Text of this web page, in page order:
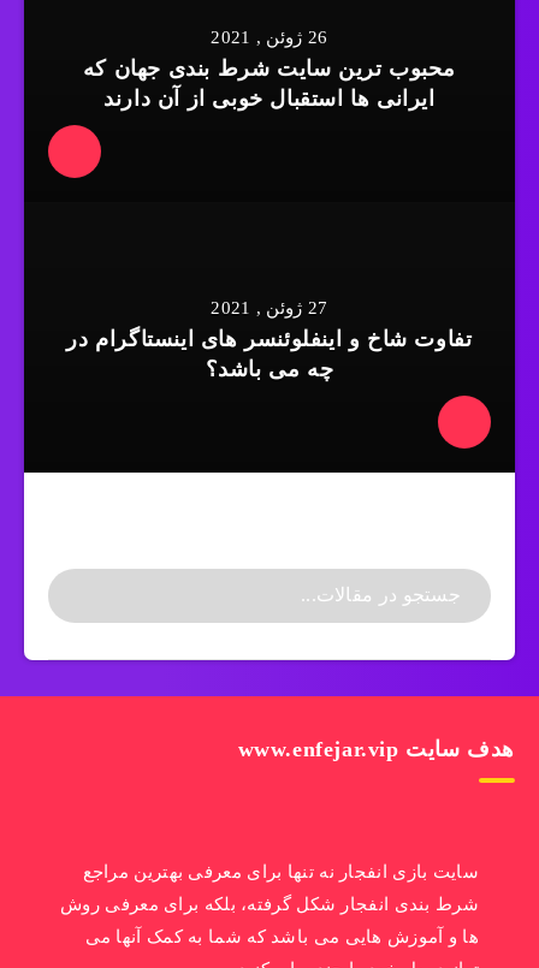
26 ژوئن , 2021
محبوب ترین سایت شرط بندی جهان که
ایرانی ها استقبال خوبی از آن دارند
27 ژوئن , 2021
تفاوت شاخ و اینفلوئنسر های اینستاگرام در
چه می باشد؟
هدف سایت www.enfejar.vip
سایت بازی انفجار نه تنها برای معرفی بهترین مراجع
شرط بندی انفجار شکل گرفته، بلکه برای معرفی روش
ها و آموزش هایی می باشد که شما به کمک آنها می